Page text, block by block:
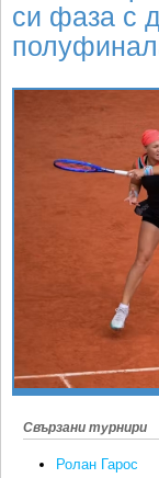
ATP
LIVE SCORES
РАКЕТНИ
Топ 10
Спорт&Фитнес
си фаза с
Свързани турнири
Ролан Гарос